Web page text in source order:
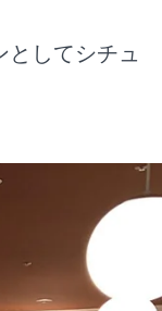
してシチュ